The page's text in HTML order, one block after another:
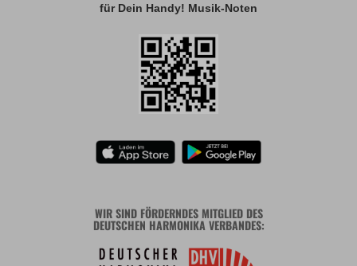
für Dein Handy! Musik-Noten
WIR SIND FÖRDERNDES MITGLIED DES
DEUTSCHEN HARMONIKA VERBANDES: